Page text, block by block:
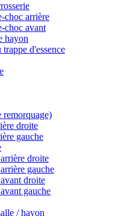
choc arrière
choc avant
hayon
d'essence
remorquage)
droite
gauche
droite
gauche
droite
gauche
/ hayon